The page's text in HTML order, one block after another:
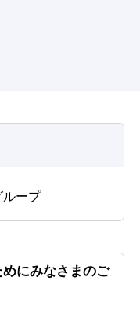
ループ
にみなさまのご